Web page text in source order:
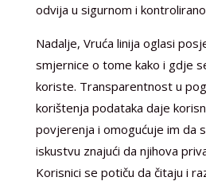
odvija u sigurnom i
Nadalje, Vruća linija oglasi
smjernice o tome kako i gdje
koriste. Transparentnost u
korištenja podataka daje
povjerenja i omogućuje im da
iskustvu znajući da njihova
Korisnici se potiču da čitaju i